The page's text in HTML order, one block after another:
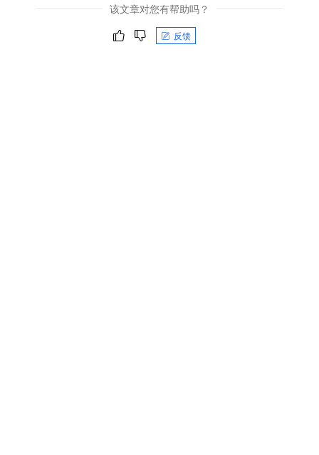
该文章对您有帮助吗？
反馈